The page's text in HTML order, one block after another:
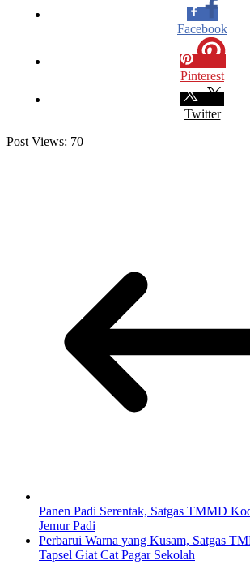
Facebook
Pinterest
Twitter
Post Views: 70
Panen Padi Serentak, Satgas TMMD
Jemur Padi
Perbarui Warna yang Kusam, Satgas
Tapsel Giat Cat Pagar Sekolah